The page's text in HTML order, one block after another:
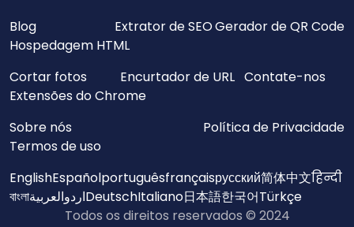
Blog Extrator de SEOGerador de QR Code
Hospedagem HTML
Cortar fotos
Encurtador de URL Contate-nos
Extensões do Chrome
Sobre nós
Política de Privacidade
Termos de uso
EnglishEspañolportuguêsfrançaisрусский简体中文हिन्दी
বাংলাالعربيةاردوDeutschItaliano日本語한국어Türkçe
Todos os direitos reservados © 2024